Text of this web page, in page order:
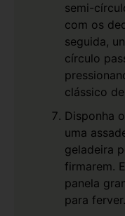
semi-
com os
seguida,
círculo
clássico
Disponha
uma
geladeira
firmarem.
panela
para ferver.